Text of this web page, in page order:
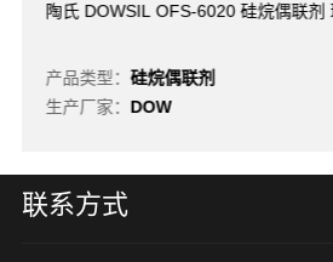
陶氏 DOWSIL OFS-6020 硅烷偶联剂
产品类型：硅烷偶联剂
生产厂家： DOW
联系方式